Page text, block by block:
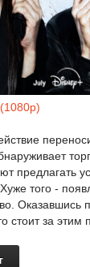
предлагать
того -
Оказавшись
стоит за